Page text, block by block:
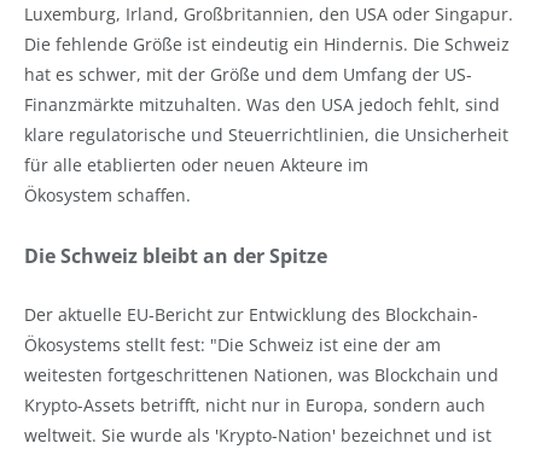
Luxemburg, Irland, Großbritannien, den USA oder Singapur.
Die fehlende Größe ist eindeutig ein Hindernis. Die Schweiz
hat es schwer, mit der Größe und dem Umfang der US-
Finanzmärkte mitzuhalten. Was den USA jedoch fehlt, sind
klare regulatorische und Steuerrichtlinien, die Unsicherheit
für alle etablierten oder neuen Akteure im
Ökosystem schaffen.
Die Schweiz bleibt an der Spitze
Der aktuelle EU-Bericht zur Entwicklung des Blockchain-
Ökosystems stellt fest: "Die Schweiz ist eine der am
weitesten fortgeschrittenen Nationen, was Blockchain und
Krypto-Assets betrifft, nicht nur in Europa, sondern auch
weltweit. Sie wurde als 'Krypto-Nation' bezeichnet und ist